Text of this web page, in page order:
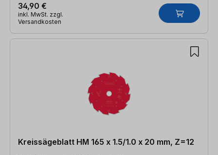
34,90 €
inkl. MwSt. zzgl.
Versandkosten
Kreissägeblatt HM 165 x 1.5/1.0 x 20 mm, Z=12